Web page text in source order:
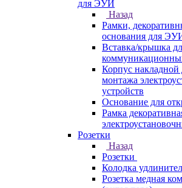
для ЭУИ
Назад
Рамки,
основания для
Вставка/крышка
Корпус накладной
монтажа
устройств
Основание для
Рамка
Розетки
Назад
Розетки
Колодка
Розетка медная